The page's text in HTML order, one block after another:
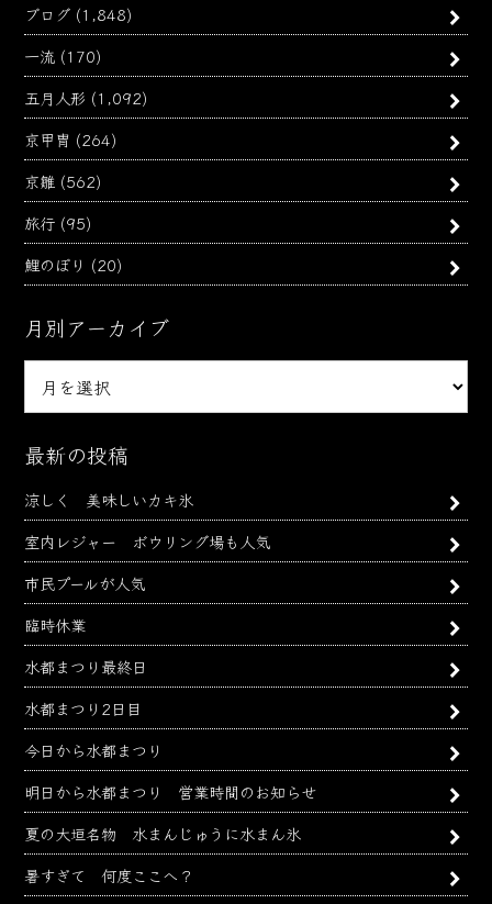
ブログ (1,848)
一流 (170)
五月人形 (1,092)
京甲冑 (264)
京雛 (562)
旅行 (95)
鯉のぼり (20)
月別アーカイブ
ー
イ
ブ
最新の投稿
涼しく 美味しいカキ氷
室内レジャー ボウリング場も人気
市民プールが人気
臨時休業
水都まつり最終日
水都まつり2日目
今日から水都まつり
明日から水都まつり 営業時間のお知らせ
夏の大垣名物 水まんじゅうに水まん氷
暑すぎて 何度ここへ？